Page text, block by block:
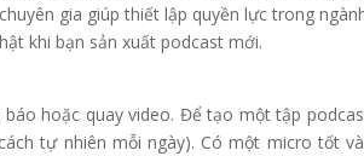
gia giúp thiết lập quyền lực trong
khi bạn sản xuất podcast mới.
hoặc quay video. Để tạo một tập
tự nhiên mỗi ngày). Có một micro tốt